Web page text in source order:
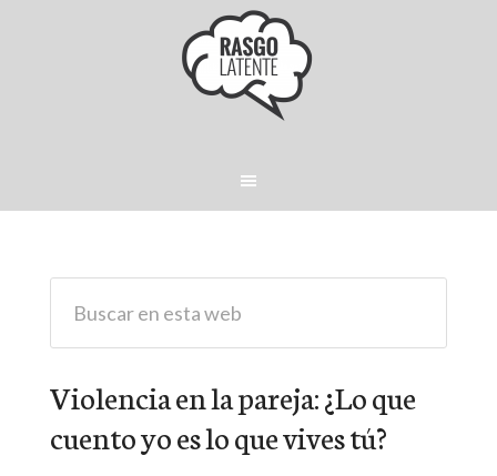
Violencia en la pareja: ¿Lo que
cuento yo es lo que vives tú?